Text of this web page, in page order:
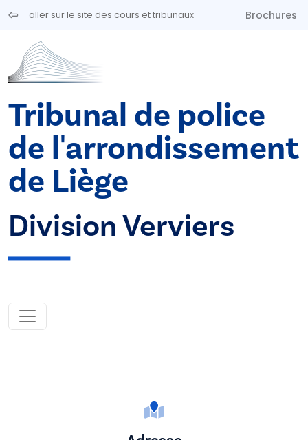
Aller au contenu principal
aller sur le site des cours et tribunaux Brochures
Tribunal de police
de l'arrondissement
de Liège
Division Verviers